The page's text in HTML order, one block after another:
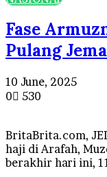
Fase
Pulang
10 June, 2025
0
530
BritaBrita.com,
haji di Arafah,
berakhir hari ini,